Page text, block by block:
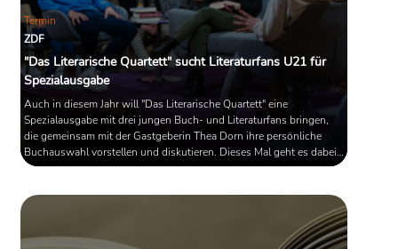
Termin
ZDF
"Das Literarische Quartett" sucht Literaturfans U21 für
Spezialausgabe
Auch in diesem Jahr will "Das Literarische Quartett" eine
Spezialausgabe mit drei jungen Buch- und Literaturfans bringen,
die gemeinsam mit der Gastgeberin Thea Dorn ihre persönliche
Buchauswahl vorstellen und diskutieren. Dieses Mal geht es dabei
auf die ZDF-Literatur-Bühne der Leipziger Buchmesse.